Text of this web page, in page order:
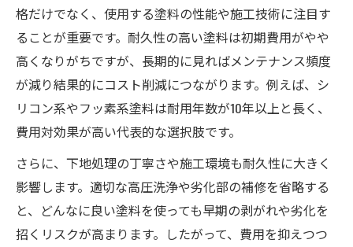
格だけでなく、使用する塗料の性能や施工技術に注目す
ることが重要です。耐久性の高い塗料は初期費用がやや
高くなりがちですが、長期的に見ればメンテナンス頻度
が減り結果的にコスト削減につながります。例えば、シ
リコン系やフッ素系塗料は耐用年数が10年以上と長く、
費用対効果が高い代表的な選択肢です。
さらに、下地処理の丁寧さや施工環境も耐久性に大きく
影響します。適切な高圧洗浄や劣化部の補修を省略する
と、どんなに良い塗料を使っても早期の剥がれや劣化を
招くリスクが高まります。したがって、費用を抑えつつ